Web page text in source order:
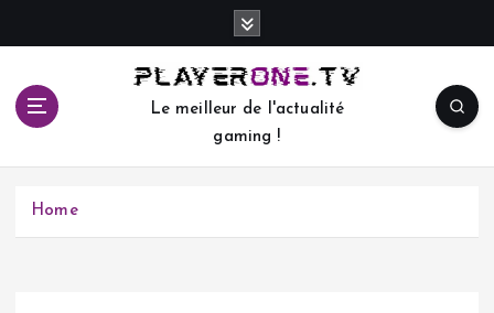
c
Le meilleur de l'actualité
gaming !
Home